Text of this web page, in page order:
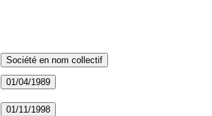
Société en nom collectif
01/04/1989
01/11/1998